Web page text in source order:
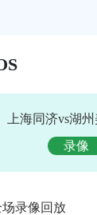
录像
场录像回放